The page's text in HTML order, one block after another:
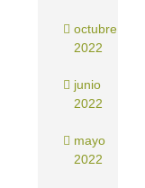
octubre
2022
junio
2022
mayo
2022